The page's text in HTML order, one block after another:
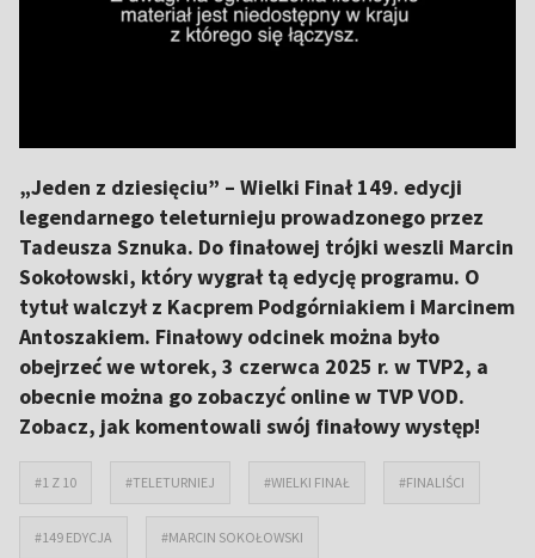
„Jeden z dziesięciu” – Wielki Finał 149. edycji
legendarnego teleturnieju prowadzonego przez
Tadeusza Sznuka. Do finałowej trójki weszli Marcin
Sokołowski, który wygrał tą edycję programu. O
tytuł walczył z Kacprem Podgórniakiem i Marcinem
Antoszakiem. Finałowy odcinek można było
obejrzeć we wtorek, 3 czerwca 2025 r. w TVP2, a
obecnie można go zobaczyć online w TVP VOD.
Zobacz, jak komentowali swój finałowy występ!
#1 Z 10 #TELETURNIEJ #WIELKI FINAŁ #FINALIŚCI
#149 EDYCJA #MARCIN SOKOŁOWSKI